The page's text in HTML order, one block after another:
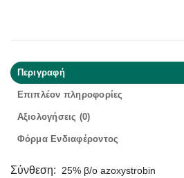
Περιγραφή
Επιπλέον πληροφορίες
Αξιολογήσεις (0)
Φόρμα Ενδιαφέροντος
Σύνθεση: 25% β/ο azoxystrobin